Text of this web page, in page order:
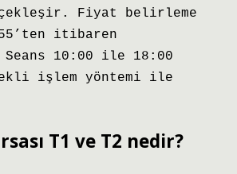
Fiyat belirleme
itibaren
10:00 ile 18:00
işlem yöntemi ile
T1 ve T2 nedir?